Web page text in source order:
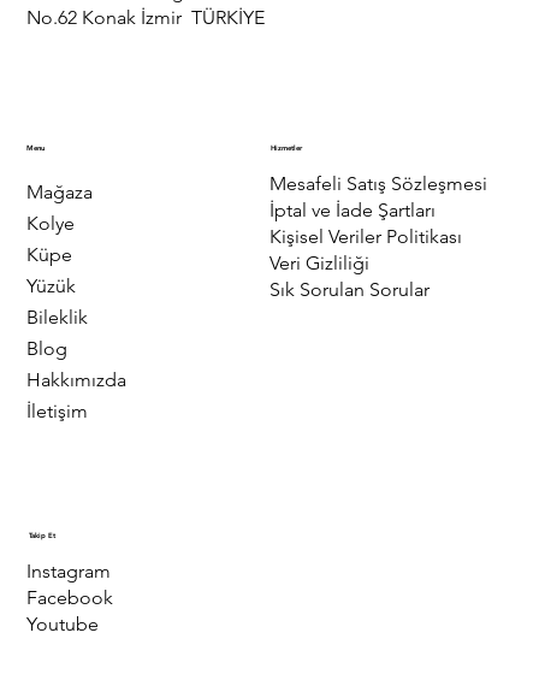
No.62 Konak İzmir TÜRKİYE
Menu
Mağaza
Kolye
Küpe
Yüzük
Bileklik
Blog
Hakkımızda
İletişim
Hizmetler
Mesafeli Satış Sözleşmesi
İptal ve İade Şartları
Kişisel Veriler Politikası
Veri Gizliliği
Sık Sorulan Sorular
Takip Et
Instagram
Facebook
Youtube